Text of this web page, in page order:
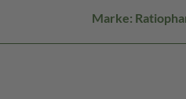
Marke: